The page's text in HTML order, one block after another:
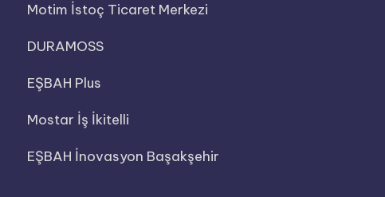
Motim İstoç Ticaret Merkezi
DURAMOSS
EŞBAH Plus
Mostar İş İkitelli
EŞBAH İnovasyon Başakşehir